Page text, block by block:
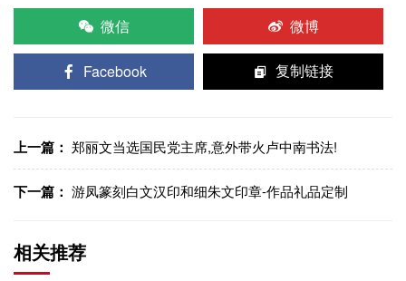
微信
微博
Facebook 复制链接
上一篇： 郑丽文当选国民党主席,意外带火卢中南书法!
下一篇： 游凤篆刻白文汉印和细朱文印章-作品礼品定制
相关推荐